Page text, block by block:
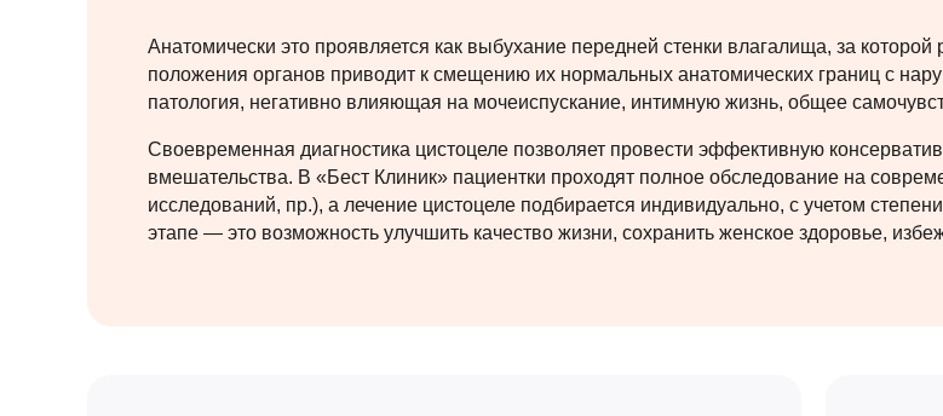
Анатомически это проявляется как выбухание передней стенки влагалища, за
положения органов приводит к смещению их нормальных анатомических границ с
патология, негативно влияющая на мочеиспускание, интимную жизнь, общее
Своевременная диагностика цистоцеле позволяет провести эффективную
вмешательства. В «Бест Клиник» пациентки проходят полное обследование на
исследований, пр.), а лечение цистоцеле подбирается индивидуально, с учетом
этапе — это возможность улучшить качество жизни, сохранить женское здоровье,